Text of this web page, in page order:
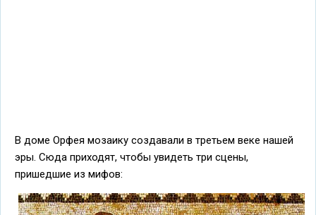
В доме Орфея мозаику создавали в третьем веке нашей
эры. Сюда приходят, чтобы увидеть три сцены,
пришедшие из мифов: